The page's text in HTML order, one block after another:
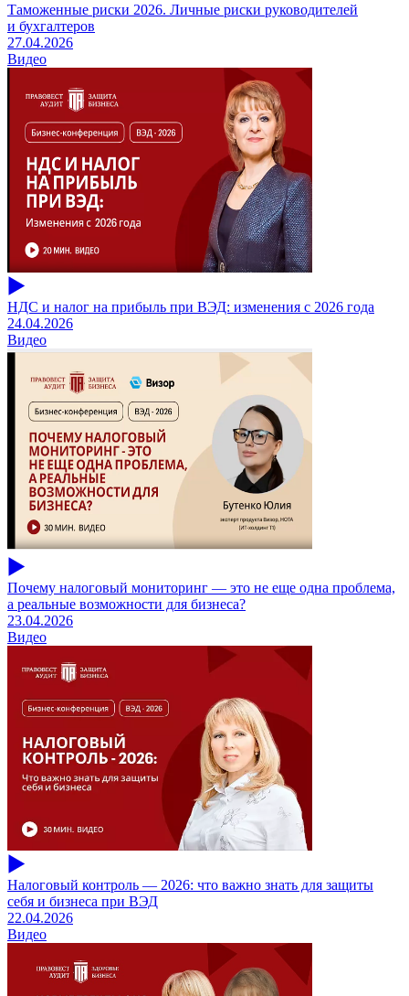
Таможенные риски 2026. Личные риски руководителей
и бухгалтеров
27.04.2026
Видео
НДС и налог на прибыль при ВЭД: изменения с 2026 года
24.04.2026
Видео
Почему налоговый мониторинг — это не еще одна проблема,
а реальные возможности для бизнеса?
23.04.2026
Видео
Налоговый контроль — 2026: что важно знать для защиты
себя и бизнеса при ВЭД
22.04.2026
Видео